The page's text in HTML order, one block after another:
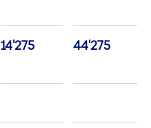
14'275 44'275